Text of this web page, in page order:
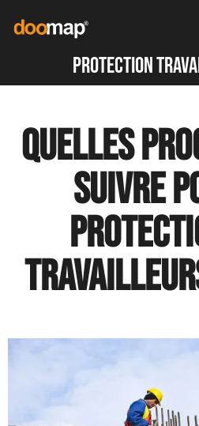
protection
Quelles
suivre